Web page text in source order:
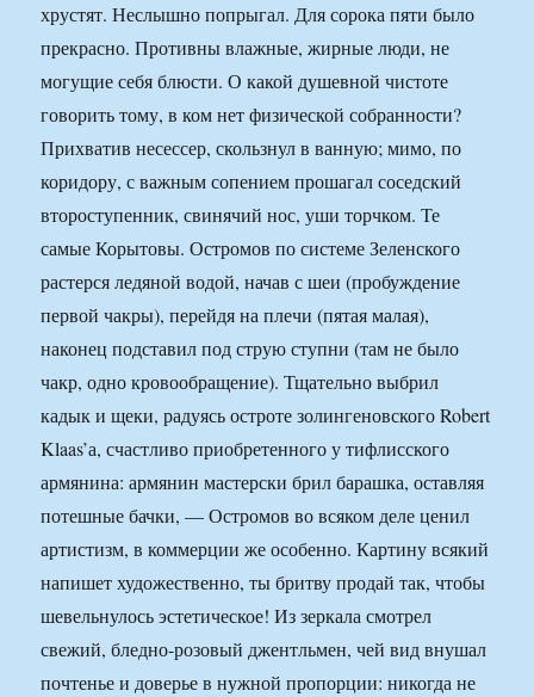
хрустят. Неслышно попрыгал. Для сорока пяти было
прекрасно. Противны влажные, жирные люди, не
могущие себя блюсти. О какой душевной чистоте
говорить тому, в ком нет физической собранности?
Прихватив несессер, скользнул в ванную; мимо, по
коридору, с важным сопением прошагал соседский
второступенник, свинячий нос, уши торчком. Те
самые Корытовы. Остромов по системе Зеленского
растерся ледяной водой, начав с шеи (пробуждение
первой чакры), перейдя на плечи (пятая малая),
наконец подставил под струю ступни (там не было
чакр, одно кровообращение). Тщательно выбрил
кадык и щеки, радуясь остроте золингеновского Robert
Klaas’а, счастливо приобретенного у тифлисского
армянина: армянин мастерски брил барашка, оставляя
потешные бачки, — Остромов во всяком деле ценил
артистизм, в коммерции же особенно. Картину всякий
напишет художественно, ты бритву продай так, чтобы
шевельнулось эстетическое! Из зеркала смотрел
свежий, бледно-розовый джентльмен, чей вид внушал
почтенье и доверье в нужной пропорции: никогда не